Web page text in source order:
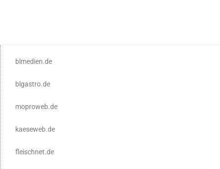
blmedien.de
blgastro.de
moproweb.de
kaeseweb.de
fleischnet.de